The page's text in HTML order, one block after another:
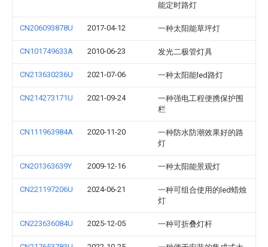
能定时路灯
CN206093878U 2017-04-12 一种太阳能草坪灯
CN101749633A 2010-06-23 发光二极管灯具
CN213630236U 2021-07-06 一种太阳能led路灯
CN214273171U 2021-09-24
一种强电工程便携保护围
栏
CN111963984A 2020-11-20
一种防水防潮效果好的路
灯
CN201363639Y 2009-12-16 一种太阳能景观灯
CN221197206U 2024-06-21
一种可组合使用的led蜡烛
灯
CN223636084U 2025-12-05 一种可折叠灯杆